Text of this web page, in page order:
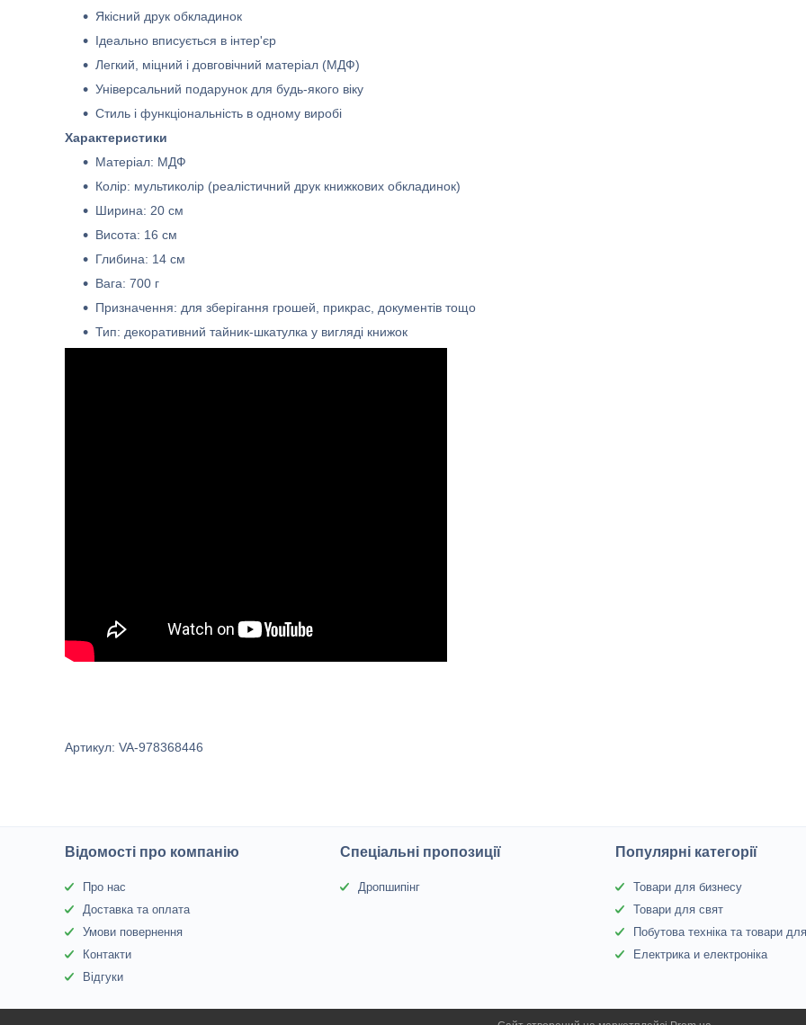
Якісний друк обкладинок
Ідеально вписується в інтер'єр
Легкий, міцний і довговічний матеріал (МДФ)
Універсальний подарунок для будь-якого віку
Стиль і функціональність в одному виробі
Характеристики
Матеріал: МДФ
Колір: мультиколір (реалістичний друк книжкових обкладинок)
Ширина: 20 см
Висота: 16 см
Глибина: 14 см
Вага: 700 г
Призначення: для зберігання грошей, прикрас, документів тощо
Тип: декоративний тайник-шкатулка у вигляді книжок
Артикул: VA-978368446
Відомості про компанію
Про нас
Доставка та оплата
Умови повернення
Контакти
Відгуки
Спеціальні пропозиції
Дропшипінг
Популярні категорії
Товари для бизнесу
Товари для свят
Побутова техніка та товари
Електрика и електроніка